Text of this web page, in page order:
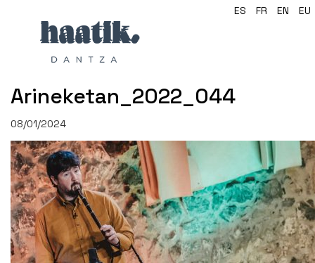
ES FR EN EU
Arineketan_2022_044
08/01/2024